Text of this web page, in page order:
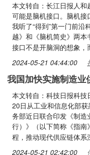
本文转自：长江日报人和
可能是脑机接口。脑机接
我听了“得到”第一门前沿
越》和《脑机简史》两
接口不是开脑洞的想象，
2024-05-21 04:44:00
我国加快实施制造业
本文转自：科技日报科
20日从工业和信息化部
务部近日联合印发《制
行）》（以下简称《指
程，推动现代供应链体
2024-05-21 02:42:00